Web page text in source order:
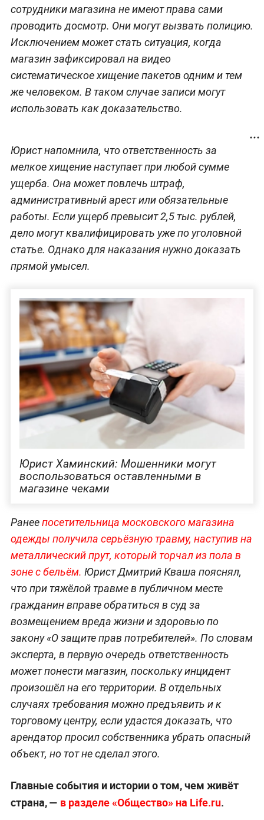
сотрудники магазина не имеют права сами
проводить досмотр. Они могут вызвать полицию.
Исключением может стать ситуация, когда
магазин зафиксировал на видео
систематическое хищение пакетов одним и тем
же человеком. В таком случае записи могут
использовать как доказательство.
Юрист напомнила, что ответственность за
мелкое хищение наступает при любой сумме
ущерба. Она может повлечь штраф,
административный арест или обязательные
работы. Если ущерб превысит 2,5 тыс. рублей,
дело могут квалифицировать уже по уголовной
статье. Однако для наказания нужно доказать
прямой умысел.
Юрист Хаминский: Мошенники могут
воспользоваться оставленными в
магазине чеками
Ранеепосетительница московского магазина
одежды получила серьёзную травму, наступив на
металлический прут, который торчал из пола в
зоне с бельём. Юрист Дмитрий Кваша пояснял,
что при тяжёлой травме в публичном месте
гражданин вправе обратиться в суд за
возмещением вреда жизни и здоровью по
закону «О защите прав потребителей». По словам
эксперта, в первую очередь ответственность
может понести магазин, поскольку инцидент
произошёл на его территории. В отдельных
случаях требования можно предъявить и к
торговому центру, если удастся доказать, что
арендатор просил собственника убрать опасный
объект, но тот не сделал этого.
Главные события и истории о том, чем живёт
страна, — в разделе «Общество» на Life.ru.